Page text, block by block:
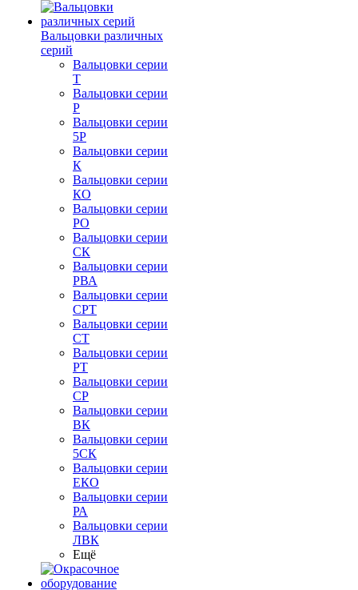
Вальцовки различных
серий
Вальцовки серии
Т
Вальцовки серии
Р
Вальцовки серии
5Р
Вальцовки серии
К
Вальцовки серии
КО
Вальцовки серии
РО
Вальцовки серии
СК
Вальцовки серии
РВА
Вальцовки серии
СРТ
Вальцовки серии
СТ
Вальцовки серии
РТ
Вальцовки серии
СР
Вальцовки серии
ВК
Вальцовки серии
5СК
Вальцовки серии
ЕКО
Вальцовки серии
РА
Вальцовки серии
ЛВК
Ещё